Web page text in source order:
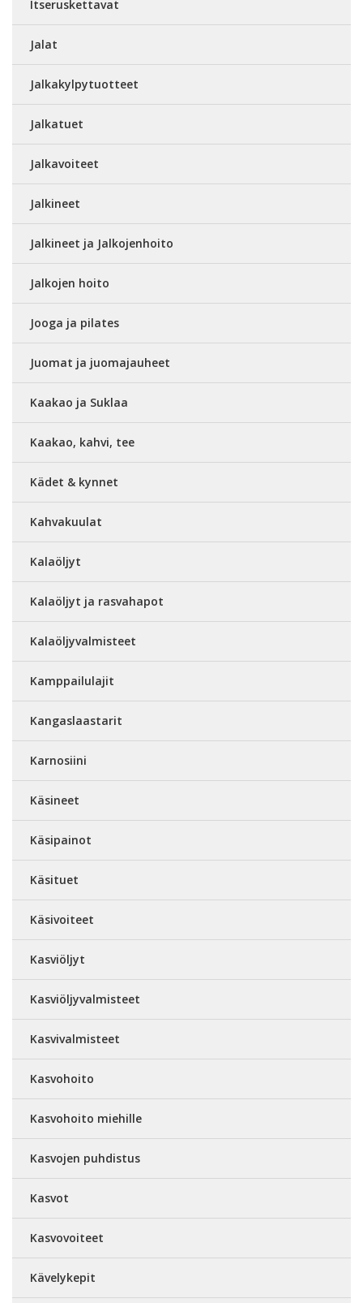
Itseruskettavat
Jalat
Jalkakylpytuotteet
Jalkatuet
Jalkavoiteet
Jalkineet
Jalkineet ja Jalkojenhoito
Jalkojen hoito
Jooga ja pilates
Juomat ja juomajauheet
Kaakao ja Suklaa
Kaakao, kahvi, tee
Kädet & kynnet
Kahvakuulat
Kalaöljyt
Kalaöljyt ja rasvahapot
Kalaöljyvalmisteet
Kamppailulajit
Kangaslaastarit
Karnosiini
Käsineet
Käsipainot
Käsituet
Käsivoiteet
Kasviöljyt
Kasviöljyvalmisteet
Kasvivalmisteet
Kasvohoito
Kasvohoito miehille
Kasvojen puhdistus
Kasvot
Kasvovoiteet
Kävelykepit